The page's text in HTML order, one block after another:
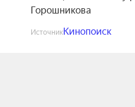
Горошникова
ИсточникКинопоиск